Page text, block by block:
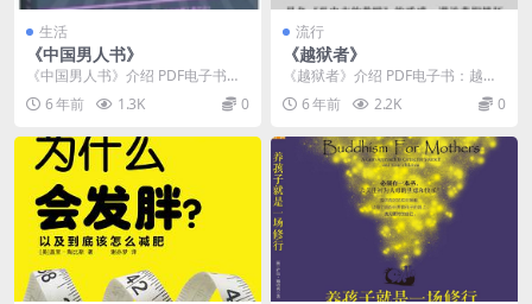
生活
《中国男人书》
《中国男人书》介绍 PDF电子书：
我国男人书 PDF电子书作者：王
琦//田原 出...
6 年前 1.3K 0
流行
《越狱者》
《越狱者》介绍 PDF电子书：越狱
者 PDF电子书作者：[澳] 迈克尔·罗
伯森 ...
6 年前 2.2K 0